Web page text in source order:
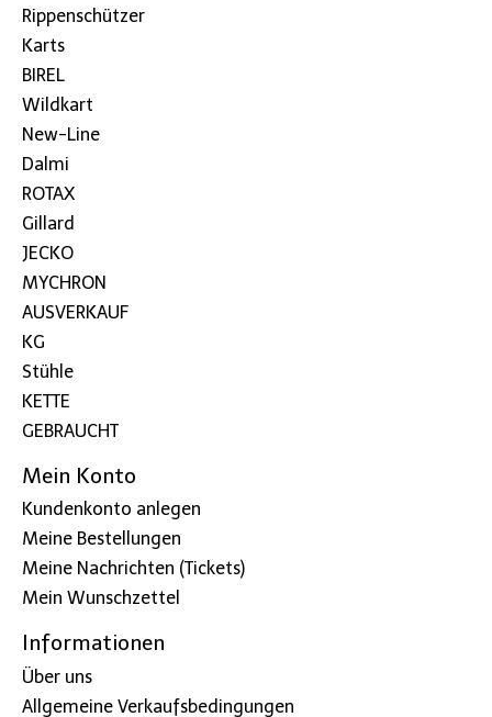
Rippenschützer
Karts
BIREL
Wildkart
New-Line
Dalmi
ROTAX
Gillard
JECKO
MYCHRON
AUSVERKAUF
KG
Stühle
KETTE
GEBRAUCHT
Mein Konto
Kundenkonto anlegen
Meine Bestellungen
Meine Nachrichten (Tickets)
Mein Wunschzettel
Informationen
Über uns
Allgemeine Verkaufsbedingungen